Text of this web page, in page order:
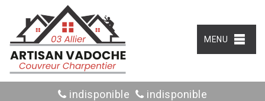
MENU
indisponible indisponible